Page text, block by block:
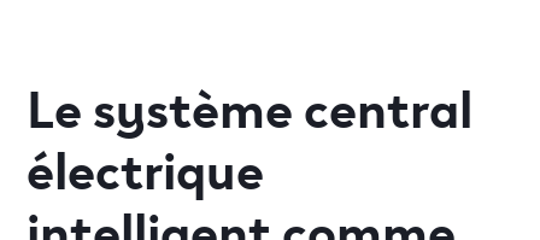
Le système central
électrique